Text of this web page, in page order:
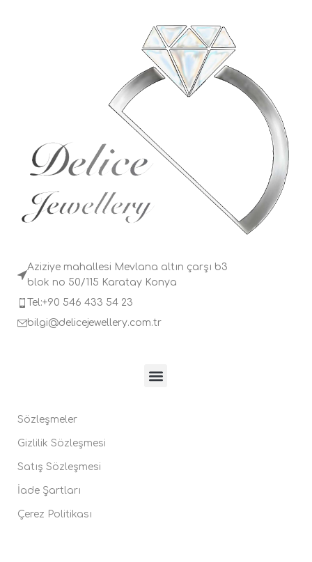
Aziziye mahallesi Mevlana altın çarşı b3
blok no 50/115 Karatay Konya
Tel:+90 546 433 54 23
bilgi@delicejewellery.com.tr
Sözleşmeler
Gizlilik Sözleşmesi
Satış Sözleşmesi
İade Şartları
Çerez Politikası